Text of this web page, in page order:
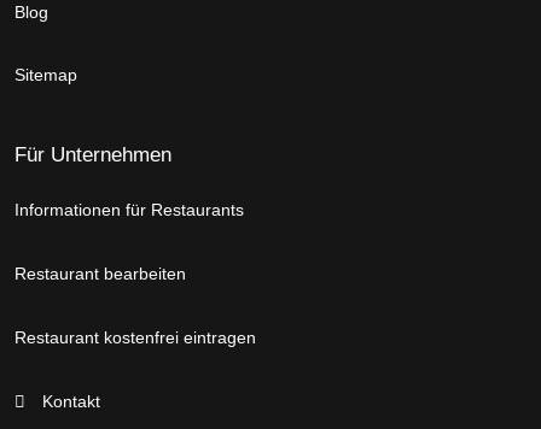
Blog
Sitemap
Für Unternehmen
Informationen für Restaurants
Restaurant bearbeiten
Restaurant kostenfrei eintragen
Kontakt